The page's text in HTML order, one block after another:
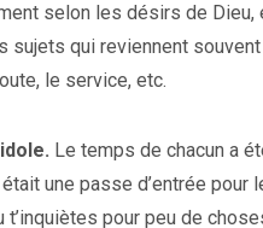
selon les désirs de Dieu,
qui reviennent
le service, etc.
Le temps de chacun a
une passe d’entrée pour
t’inquiètes pour peu de